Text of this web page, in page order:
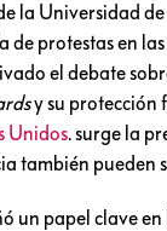
la Universidad
de protestas en
el debate
y su protección
Unidos. surge la
también pueden
un papel clave en